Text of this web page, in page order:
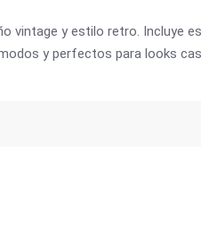
vintage y estilo retro. Incluye
y perfectos para looks